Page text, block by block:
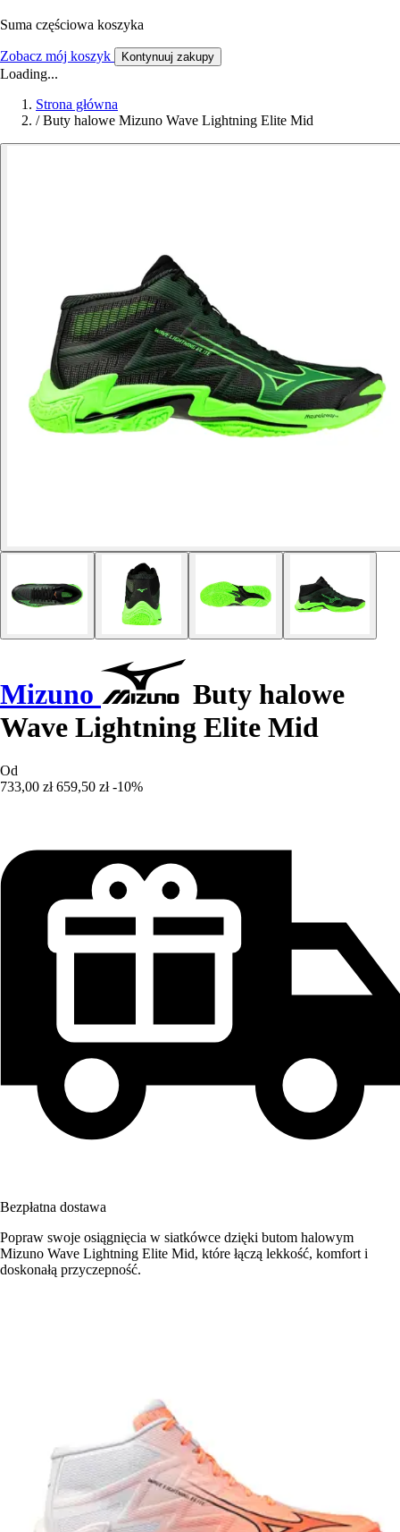
Suma częściowa koszyka
Zobacz mój koszyk Kontynuuj zakupy
Loading...
Strona główna
/ Buty halowe Mizuno Wave Lightning Elite Mid
Mizuno
Buty halowe
Wave Lightning Elite Mid
Od
733,00 zł 659,50 zł -10%
Bezpłatna dostawa
Popraw swoje osiągnięcia w siatkówce dzięki butom halowym
Mizuno Wave Lightning Elite Mid, które łączą lekkość, komfort i
doskonałą przyczepność.